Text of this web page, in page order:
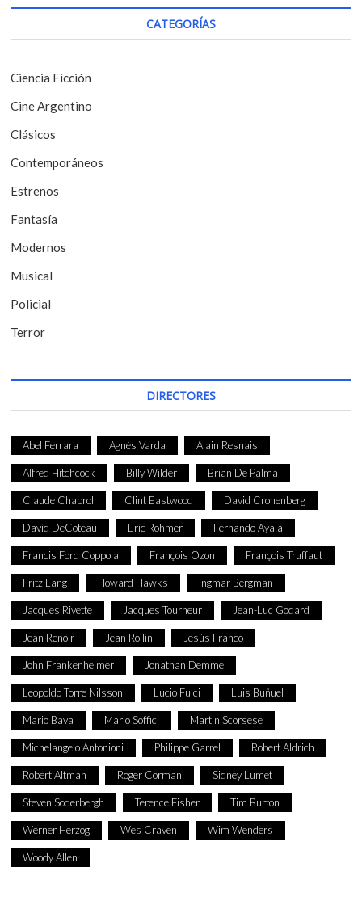
i
ó
n
e
e
n
t
r
a
d
a
s
s
:
CATEGORÍAS
Ciencia Ficción
Cine Argentino
Clásicos
Contemporáneos
Estrenos
Fantasía
Modernos
Musical
Policial
Terror
DIRECTORES
Abel Ferrara Agnès Varda Alain Resnais
Alfred Hitchcock Billy Wilder Brian De Palma
Claude Chabrol Clint Eastwood David Cronenberg
David DeCoteau Eric Rohmer Fernando Ayala
Francis Ford Coppola François Ozon François Truffaut
Fritz Lang Howard Hawks Ingmar Bergman
Jacques Rivette Jacques Tourneur Jean-Luc Godard
Jean Renoir Jean Rollin Jesús Franco
John Frankenheimer Jonathan Demme
Leopoldo Torre Nilsson Lucio Fulci Luis Buñuel
Mario Bava Mario Soffici Martin Scorsese
Michelangelo Antonioni Philippe Garrel Robert Aldrich
Robert Altman Roger Corman Sidney Lumet
Steven Soderbergh Terence Fisher Tim Burton
Werner Herzog Wes Craven Wim Wenders
Woody Allen